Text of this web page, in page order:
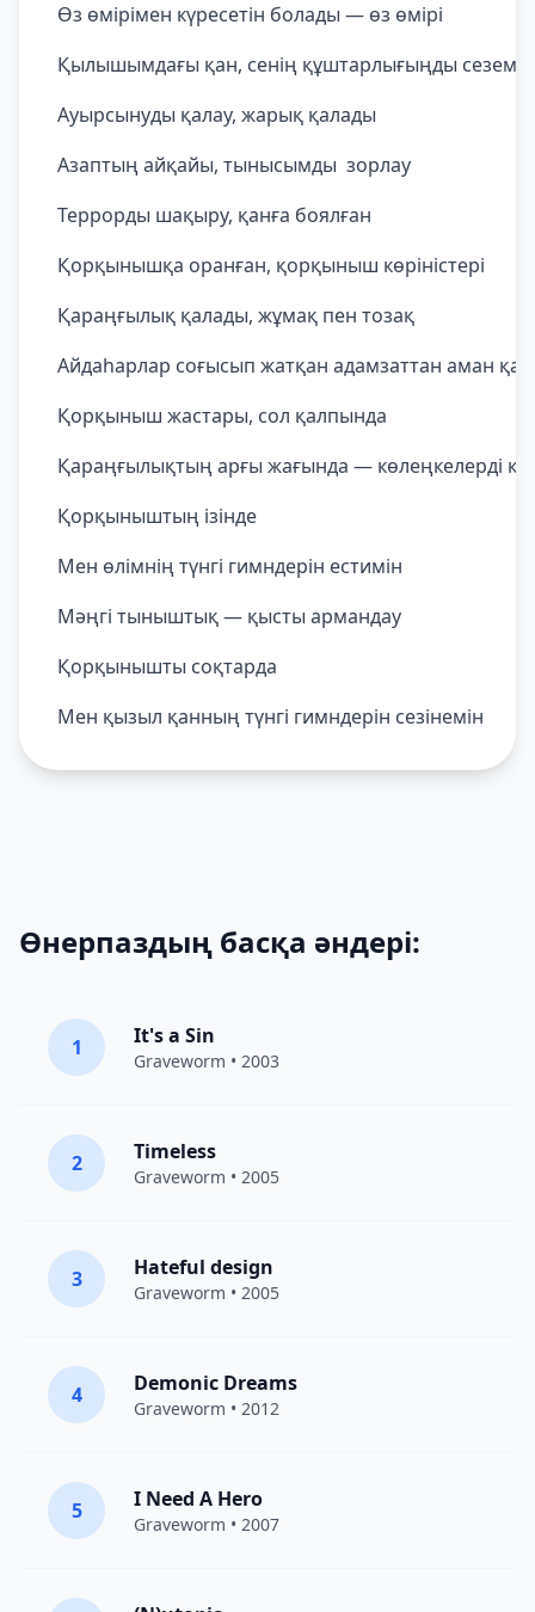
Өз өмірімен күресетін болады — өз өмірі
Қылышымдағы қан, сенің құштарлығыңды сеземін
Ауырсынуды қалау, жарық қалады
Азаптың айқайы, тынысымды зорлау
Террорды шақыру, қанға боялған
Қорқынышқа оранған, қорқыныш көріністері
Қараңғылық қалады, жұмақ пен тозақ
Айдаһарлар соғысып жатқан адамзаттан аман
Қорқыныш жастары, сол қалпында
Қараңғылықтың арғы жағында — көлеңкелерді
Қорқыныштың ізінде
Мен өлімнің түнгі гимндерін естимін
Мәңгі тыныштық — қысты армандау
Қорқынышты соқтарда
Мен қызыл қанның түнгі гимндерін сезінемін
Өнерпаздың басқа әндері:
1 It's a Sin
Graveworm • 2003
2 Timeless
Graveworm • 2005
3 Hateful design
Graveworm • 2005
4 Demonic Dreams
Graveworm • 2012
5 I Need A Hero
Graveworm • 2007